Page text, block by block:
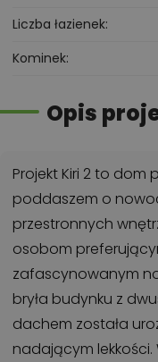
Liczba łazienek
Kominek
Opis
Projekt Kiri 2 to dom
poddaszem o
przestronnych
osobom
zafascynowanym
bryła budynku z
dachem została
nadającym